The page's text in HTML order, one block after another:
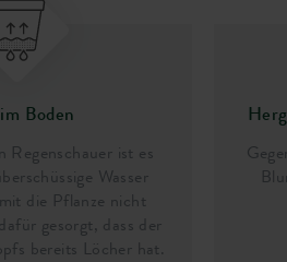
Boden
Regenschauer ist es
Wasser
die Pflanze nicht
gesorgt, dass der
bereits Löcher hat.